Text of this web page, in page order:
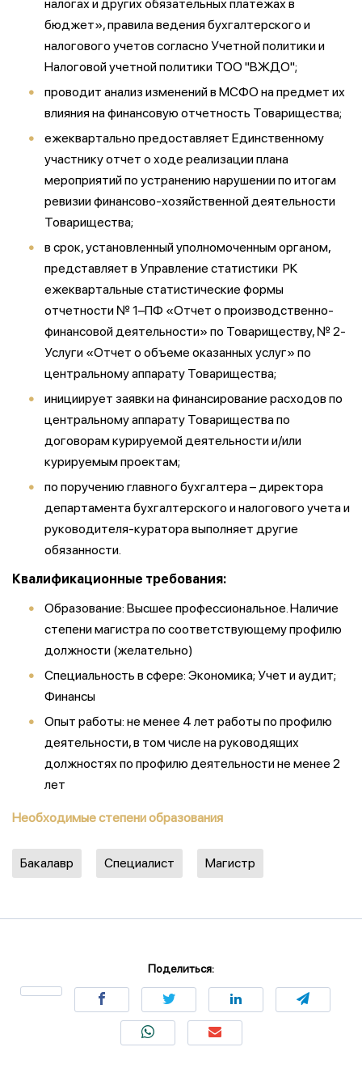
налогах и других обязательных платежах в
бюджет», правила ведения бухгалтерского и
налогового учетов согласно Учетной политики и
Налоговой учетной политики ТОО "ВЖДО";
проводит анализ изменений в МСФО на предмет их
влияния на финансовую отчетность Товарищества;
ежеквартально предоставляет Единственному
участнику отчет о ходе реализации плана
мероприятий по устранению нарушении по итогам
ревизии финансово-хозяйственной деятельности
Товарищества;
в срок, установленный уполномоченным органом,
представляет в Управление статистики РК
ежеквартальные статистические формы
отчетности № 1–ПФ «Отчет о производственно-
финансовой деятельности» по Товариществу, № 2-
Услуги «Отчет о объеме оказанных услуг» по
центральному аппарату Товарищества;
инициирует заявки на финансирование расходов по
центральному аппарату Товарищества по
договорам курируемой деятельности и/или
курируемым проектам;
по поручению главного бухгалтера – директора
департамента бухгалтерского и налогового учета и
руководителя-куратора выполняет другие
обязанности.
Квалификационные требования:
Образование: Высшее профессиональное. Наличие
степени магистра по соответствующему профилю
должности (желательно)
Специальность в сфере: Экономика; Учет и аудит;
Финансы
Опыт работы: не менее 4 лет работы по профилю
деятельности, в том числе на руководящих
должностях по профилю деятельности не менее 2
лет
Необходимые степени образования
Бакалавр Специалист Магистр
Поделиться: